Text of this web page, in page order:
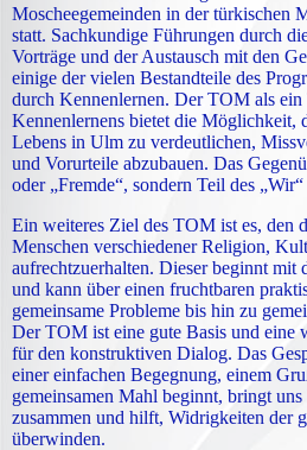
Moscheegemeinden in der türkischen
statt. Sachkundige Führungen durch
Vorträge und der Austausch mit den
einige der vielen Bestandteile des
durch Kennenlernen. Der TOM als ein
Kennenlernens bietet die Möglichkeit,
Lebens in Ulm zu verdeutlichen,
und Vorurteile abzubauen. Das
oder „Fremde“, sondern Teil des
Ein weiteres Ziel des TOM ist es, den
Menschen verschiedener Religion,
aufrechtzuerhalten. Dieser beginnt mit
und kann über einen fruchtbaren
gemeinsame Probleme bis hin zu
Der TOM ist eine gute Basis und eine
für den konstruktiven Dialog. Das
einer einfachen Begegnung, einem
gemeinsamen Mahl beginnt, bringt
zusammen und hilft, Widrigkeiten der
überwinden.